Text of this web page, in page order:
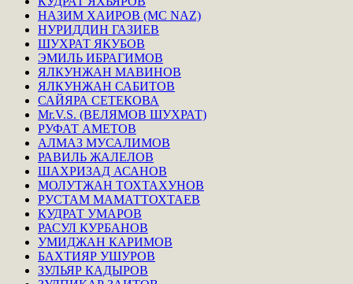
НАЗИМ ХАИРОВ (MC NAZ)
НУРИДДИН ГАЗИЕВ
ШУХРАТ ЯКУБОВ
ЭМИЛЬ ИБРАГИМОВ
ЯЛКУНЖАН МАВИНОВ
ЯЛКУНЖАН САБИТОВ
САЙЯРА СЕТЕКОВА
Mr.V.S. (ВЕЛЯМОВ ШУХРАТ)
РУФАТ АМЕТОВ
АЛМАЗ МУСАЛИМОВ
РАВИЛЬ ЖАЛЕЛОВ
ШАХРИЗАД АСАНОВ
МОЛУТЖАН ТОХТАХУНОВ
РУСТАМ МАМАТТОХТАЕВ
КУДРАТ УМАРОВ
РАСУЛ КУРБАНОВ
УМИДЖАН КАРИМОВ
БАХТИЯР УШУРОВ
ЗУЛЬЯР КАДЫРОВ